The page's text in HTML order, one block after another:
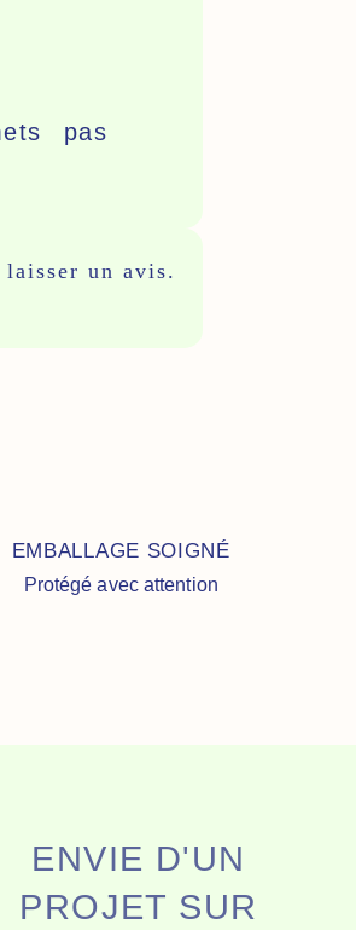
pas
un avis.
EMBALLAGE SOIGNÉ
Protégé avec attention
ENVIE D'UN
PROJET SUR